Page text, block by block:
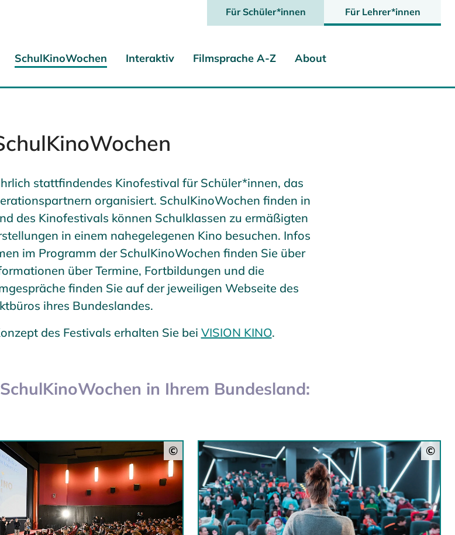
Für Schüler*innen Für Lehrer*innen
SchulKinoWochen Interaktiv Filmsprache A-Z About
stattfindendes Kinofestival für Schüler*innen, das
organisiert. SchulKinoWochen finden in
des Kinofestivals können Schulklassen zu ermäßigten
in einem nahegelegenen Kino besuchen. Infos
im Programm der SchulKinoWochen finden Sie über
über Termine, Fortbildungen und die
finden Sie auf der jeweiligen Webseite des
ihres Bundeslandes.
des Festivals erhalten Sie bei VISION KINO.
in Ihrem Bundesland:
© ©